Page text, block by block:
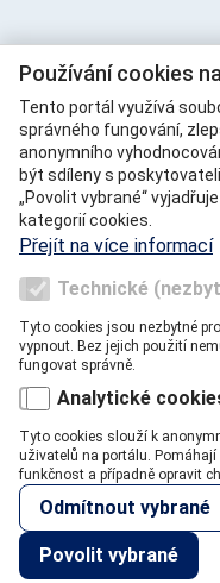
Město Přeštice,
Masarykovo nám.
Telefon: 379 304 555
E-podatelna:
DIČ: CZ00257125
ID datové schránky:
(c) VERA, spol s r.o. |
Používání cookies
Tento portál využívá
správného fungování,
anonymního
být sdíleny s
„Povolit vybrané“
kategorií cookies.
Přejít na více informací
Technické
Tyto cookies jsou nezbytné
vypnout. Bez jejich použití
fungovat správně.
Analytické
Tyto cookies slouží k
uživatelů na portálu.
funkčnost a případně opravit
Odmítnout vybrané
Povolit vybrané